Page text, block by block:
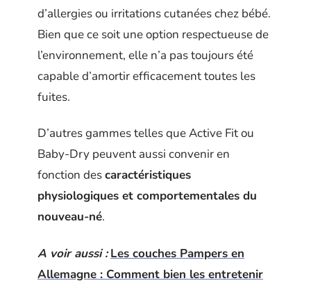
d’allergies ou irritations cutanées chez bébé.
Bien que ce soit une option respectueuse de
l’environnement, elle n’a pas toujours été
capable d’amortir efficacement toutes les
fuites.
D’autres gammes telles que Active Fit ou
Baby-Dry peuvent aussi convenir en
fonction descaractéristiques
physiologiques et comportementales du
nouveau-né.
A voir aussi : Les couches Pampers en
Allemagne : Comment bien les entretenir